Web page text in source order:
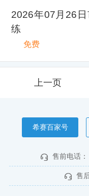
2026年07月26
练
免费
上一页
希赛百家号
售前电话：
售